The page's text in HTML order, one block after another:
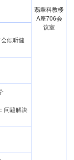
翡翠科教楼
A座706会
议室
倾听健
问题解决